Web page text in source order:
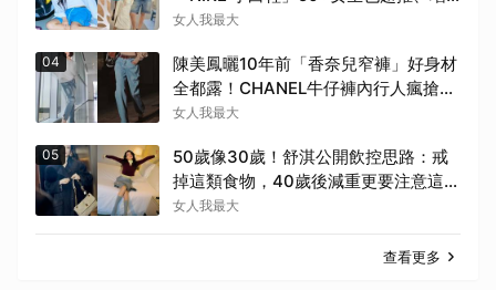
高輕量又耐走！
女人我最大
04
陳美鳳曬10年前「香奈兒窄褲」好身材
全都露！CHANEL牛仔褲內行人瘋搶，
窄褲回歸必看這幾條
女人我最大
05
50歲像30歲！舒淇公開飲控思路：戒
掉這類食物，40歲後減重更要注意這幾
件事！
女人我最大
查看更多